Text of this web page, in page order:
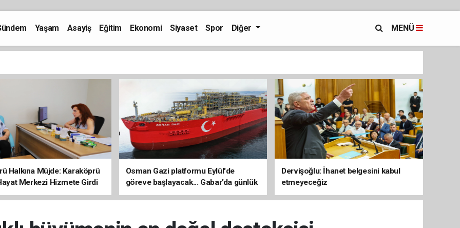
Yaşam Asayiş Eğitim Ekonomi Siyaset Spor Diğer MENÜ
Halkına Müjde: Karaköprü
Merkezi Hizmete Girdi
Osman Gazi platformu Eylül'de
göreve başlayacak... Gabar’da günlük
petrol üretimi 83 bin 200 varile ulaştı
Dervişoğlu: İhanet belgesini kabul
etmeyeceğiz